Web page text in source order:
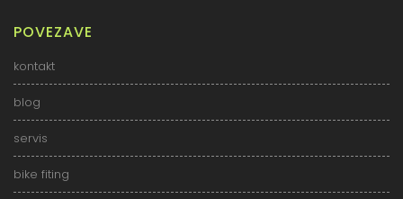
POVEZAVE
kontakt
blog
servis
bike fiting